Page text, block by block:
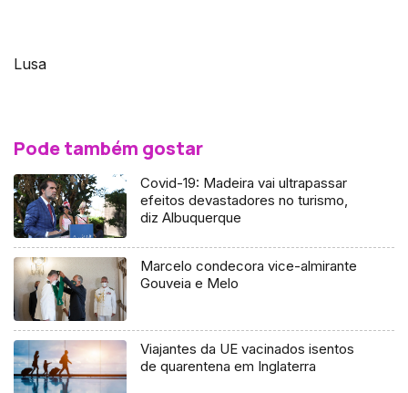
Lusa
Pode também gostar
Covid-19: Madeira vai ultrapassar
efeitos devastadores no turismo,
diz Albuquerque
Marcelo condecora vice-almirante
Gouveia e Melo
Viajantes da UE vacinados isentos
de quarentena em Inglaterra